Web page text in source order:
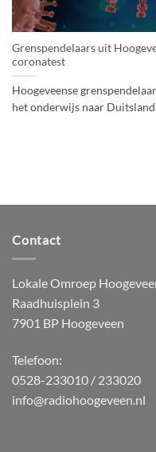
Grenspendelaars uit
coronatest
Hoogeveense
het onderwijs naar
Contact
Lokale Omroep
Raadhuisplein 3
7901 BP Hoogeveen
Telefoon:
0528-233010 / 233020
info@radiohoogeveen.nl